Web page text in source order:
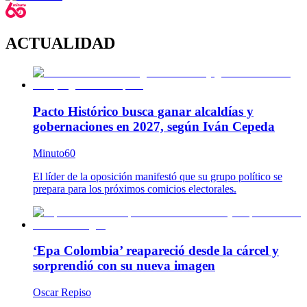
ACTUALIDAD
Pacto Histórico busca ganar alcaldías y
gobernaciones en 2027, según Iván Cepeda
Minuto60
El líder de la oposición manifestó que su grupo político se
prepara para los próximos comicios electorales.
‘Epa Colombia’ reapareció desde la cárcel y
sorprendió con su nueva imagen
Oscar Repiso